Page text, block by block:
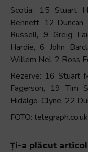
Scotia: 15 Stuart
Bennett, 12 Duncan
Russell, 9 Greig
Hardie, 6 John
Willem Nel, 2 Ross
Rezerve: 16 Stuart
Fagerson, 19 Tim
Hidalgo-Clyne, 22
FOTO: telegraph.co.uk
Ți-a plăcut